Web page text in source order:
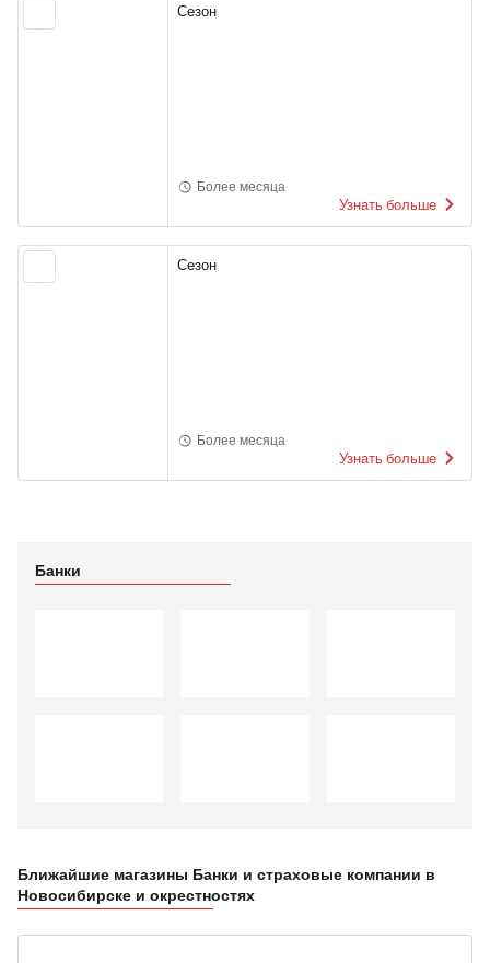
Сезон
Более месяца
Узнать больше
Сезон
Более месяца
Узнать больше
Банки
Ближайшие магазины Банки и страховые компании в
Новосибирске и окрестностях